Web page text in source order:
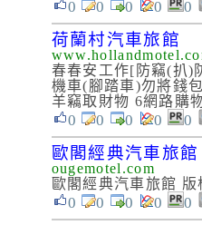
0 0 0 0 0
荷蘭村汽車旅館
春春安工作[防竊(扒)
機車(腳踏車)勿將錢
羊竊取財物 6網路購
0 0 0 0 0
歐閣經典汽車旅館
ougemotel.com
歐閣經典汽車旅館
0 0 0 0 0